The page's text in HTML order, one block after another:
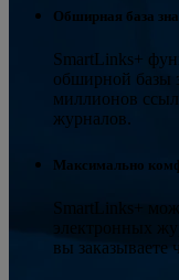
Обширная база
SmartLinks+
обширной базы
миллионов
журналов.
Максимально
SmartLinks+
электронных
вы заказываете